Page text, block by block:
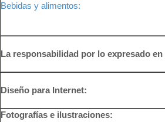
Bebidas y alimentos:
La responsabilidad por lo expresado
Diseño para Internet:
Fotografías e ilustraciones: